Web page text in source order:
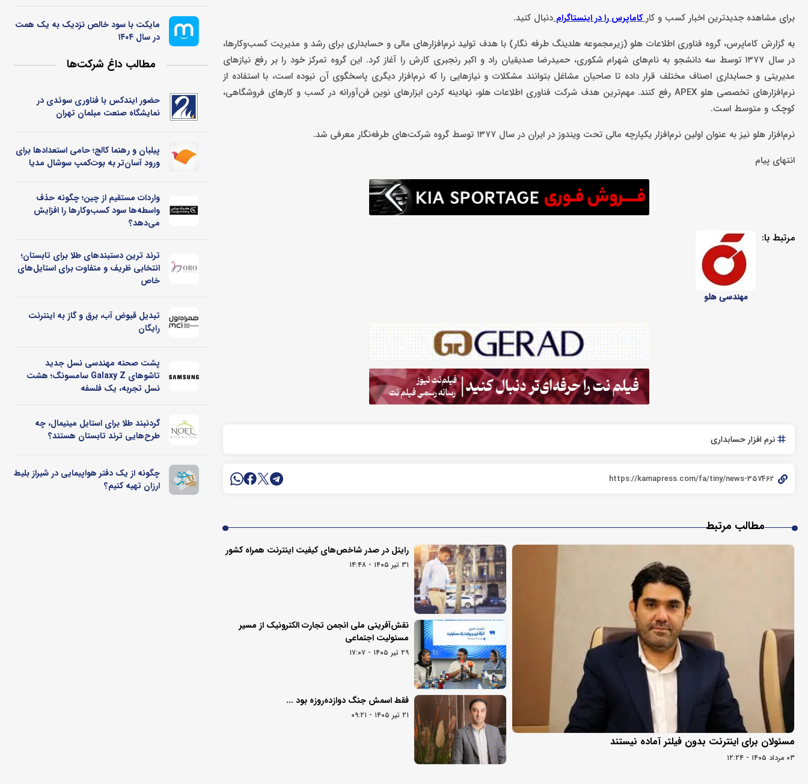
برای مشاهده جدیدترین اخبار کسب و کار کاماپرس را در اینستاگرام دنبال کنید.
به گزارش کاماپرس، گروه فناوری اطلاعات هلو (زیرمجموعه هلدینگ طرفه نگار) با هدف تولید نرم‌افزارهای مالی و حسابداری برای رشد و مدیریت کسب‌وکارها،
در سال ۱۳۷۷ توسط سه دانشجو به نام‌های شهرام شکوری، حمیدرضا صدیقیان راد و اکبر رنجبری کارش را آغاز کرد. این گروه تمرکز خود را بر رفع نیازهای
مدیریتی و حسابداری اصناف مختلف قرار داده تا صاحبان مشاغل بتوانند مشکلات و نیازهایی را که نرم‌افزار دیگری پاسخگوی آن نبوده است، با استفاده از
نرم‌افزارهای تخصصی هلو APEX رفع کنند. مهم‌ترین هدف شرکت فناوری اطلاعات هلو، نهادینه‌ کردن ابزارهای نوین فن‌آورانه در کسب و کارهای فروشگاهی،
کوچک و متوسط است.
نرم‌افزار هلو نیز به عنوان اولین نرم‌افزار یکپارچه مالی تحت ویندوز در ایران در سال ۱۳۷۷ توسط گروه شرکت‌های طرفه‌نگار معرفی شد.
انتهای پیام
مرتبط با:
مهندسی هلو
نرم افزار حسابداری
مطالب مرتبط
مسئولان برای اینترنت بدون فیلتر آماده نیستند
۰۳ مرداد ۱۴۰۵ - ۱۲:۲۴
رایتل در صدر شاخص‌های کیفیت اینترنت همراه کشور
۳۱ تیر ۱۴۰۵ - ۱۴:۴۸
نقش‌آفرینی ملی انجمن تجارت الکترونیک از مسیر
مسئولیت اجتماعی
۲۹ تیر ۱۴۰۵ - ۱۷:۰۷
فقط اسمش جنگ دوازده‌روزه بود ...
۲۱ تیر ۱۴۰۵ - ۰۹:۲۱
مایکت با سود خالص نزدیک به یک همت
در سال ۱۴۰۴
مطالب داغ شرکت‌ها
حضور ایندکس با فناوری سوئدی در
نمایشگاه صنعت مبلمان تهران
پیلبان و رهنما کالج؛ حامی استعدادها برای
ورود آسان‌تر به بوت‌کمپ سوشال مدیا
واردات مستقیم از چین؛ چگونه حذف
واسطه‌ها سود کسب‌وکارها را افزایش
می‌دهد؟
ترند ترین دستبندهای طلا برای تابستان؛
انتخابی ظریف و متفاوت برای استایل‌های
خاص
تبدیل قبوض آب، برق و گاز به اینترنت
رایگان
پشت صحنه مهندسی نسل جدید
تاشوهای Galaxy Z سامسونگ؛ هشت
نسل تجربه، یک فلسفه
گردنبند طلا برای استایل مینیمال، چه
طرح‌هایی ترند تابستان هستند؟
چگونه از یک دفتر هواپیمایی در شیراز بلیط
ارزان تهیه کنیم؟